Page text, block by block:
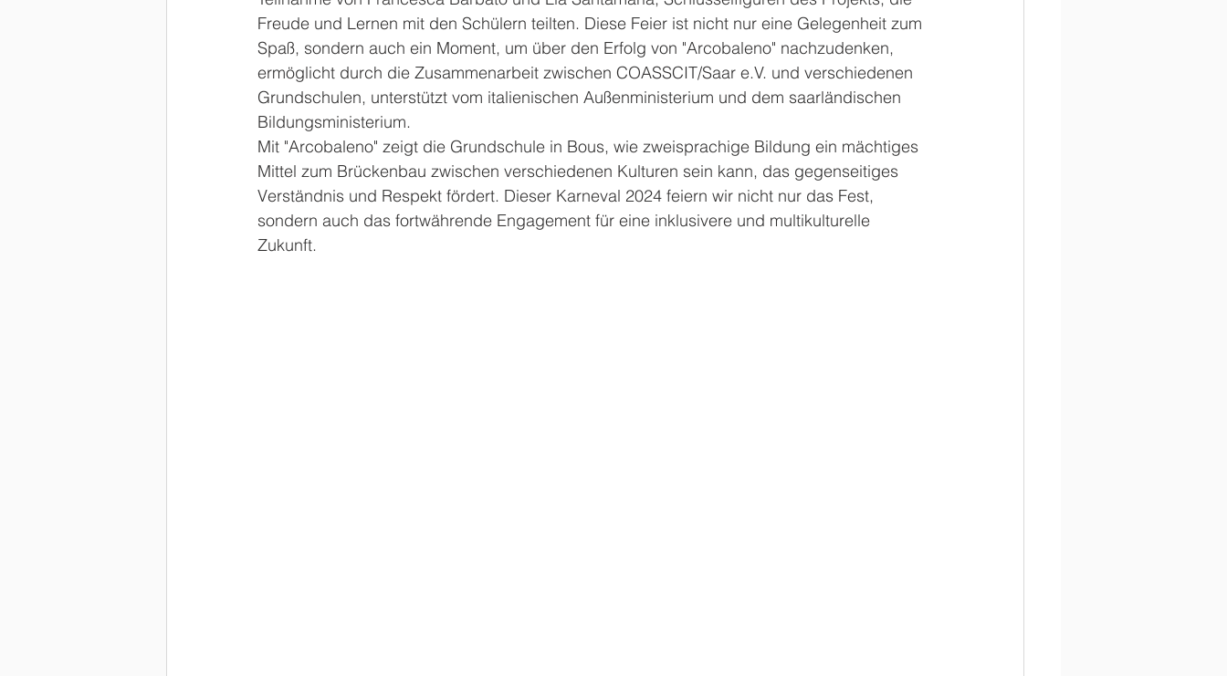
Freude und Lernen mit den Schülern teilten. Diese Feier ist nicht nur eine Gelegenheit zum
Spaß, sondern auch ein Moment, um über den Erfolg von "Arcobaleno" nachzudenken,
ermöglicht durch die Zusammenarbeit zwischen COASSCIT/Saar e.V. und verschiedenen
Grundschulen, unterstützt vom italienischen Außenministerium und dem saarländischen
Bildungsministerium.
Mit "Arcobaleno" zeigt die Grundschule in Bous, wie zweisprachige Bildung ein mächtiges
Mittel zum Brückenbau zwischen verschiedenen Kulturen sein kann, das gegenseitiges
Verständnis und Respekt fördert. Dieser Karneval 2024 feiern wir nicht nur das Fest,
sondern auch das fortwährende Engagement für eine inklusivere und multikulturelle
Zukunft.